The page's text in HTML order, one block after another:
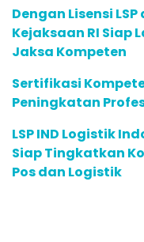
Dengan Lisensi
Kejaksaan RI Siap
Jaksa Kompeten
Sertifikasi
Peningkatan
LSP IND Logistik
Siap Tingkatkan
Pos dan Logistik